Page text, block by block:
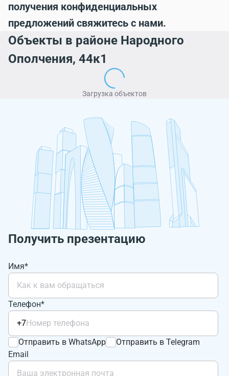
получения конфиденциальных
предложений свяжитесь с нами.
Объекты в районе Народного
Ополчения, 44к1
Загрузка объектов
Получить презентацию
Имя*
Телефон*
+7
Отправить в WhatsApp
Отправить в Telegram
Email